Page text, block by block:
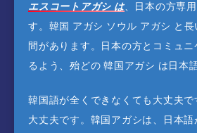
エスコートアガシ は、日本の方専
す。韓国 アガシ ソウル アガシ と
間があります。日本の方とコミュ
るよう、殆どの 韓国アガシ は日本
韓国語が全くできなくても大丈夫
大丈夫です。韓国アガシは、日本語